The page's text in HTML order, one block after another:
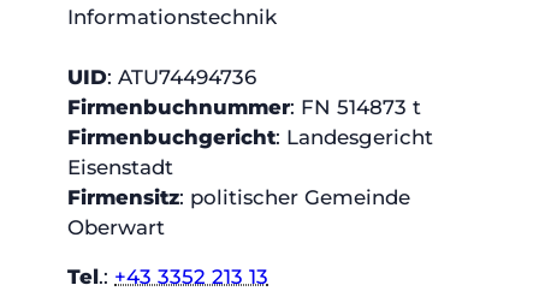
Informationstechnik
UID: ATU74494736
Firmenbuchnummer: FN 514873 t
Firmenbuchgericht: Landesgericht
Eisenstadt
Firmensitz: politischer Gemeinde
Oberwart
Tel.: +43 3352 213 13